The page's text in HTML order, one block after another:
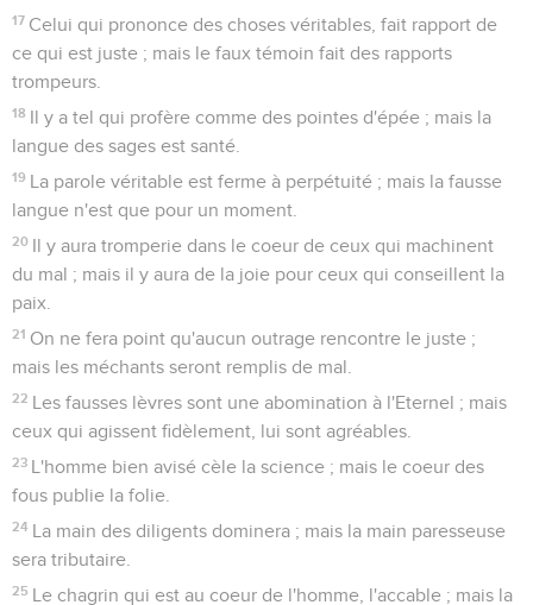
17 Celui qui prononce des choses véritables, fait rapport de
ce qui est juste ; mais le faux témoin fait des rapports
trompeurs.
18 Il y a tel qui profère comme des pointes d'épée ; mais la
langue des sages est santé.
19 La parole véritable est ferme à perpétuité ; mais la fausse
langue n'est que pour un moment.
20 Il y aura tromperie dans le coeur de ceux qui machinent
du mal ; mais il y aura de la joie pour ceux qui conseillent la
paix.
21 On ne fera point qu'aucun outrage rencontre le juste ;
mais les méchants seront remplis de mal.
22 Les fausses lèvres sont une abomination à l'Eternel ; mais
ceux qui agissent fidèlement, lui sont agréables.
23 L'homme bien avisé cèle la science ; mais le coeur des
fous publie la folie.
24 La main des diligents dominera ; mais la main paresseuse
sera tributaire.
25 Le chagrin qui est au coeur de l'homme, l'accable ; mais la